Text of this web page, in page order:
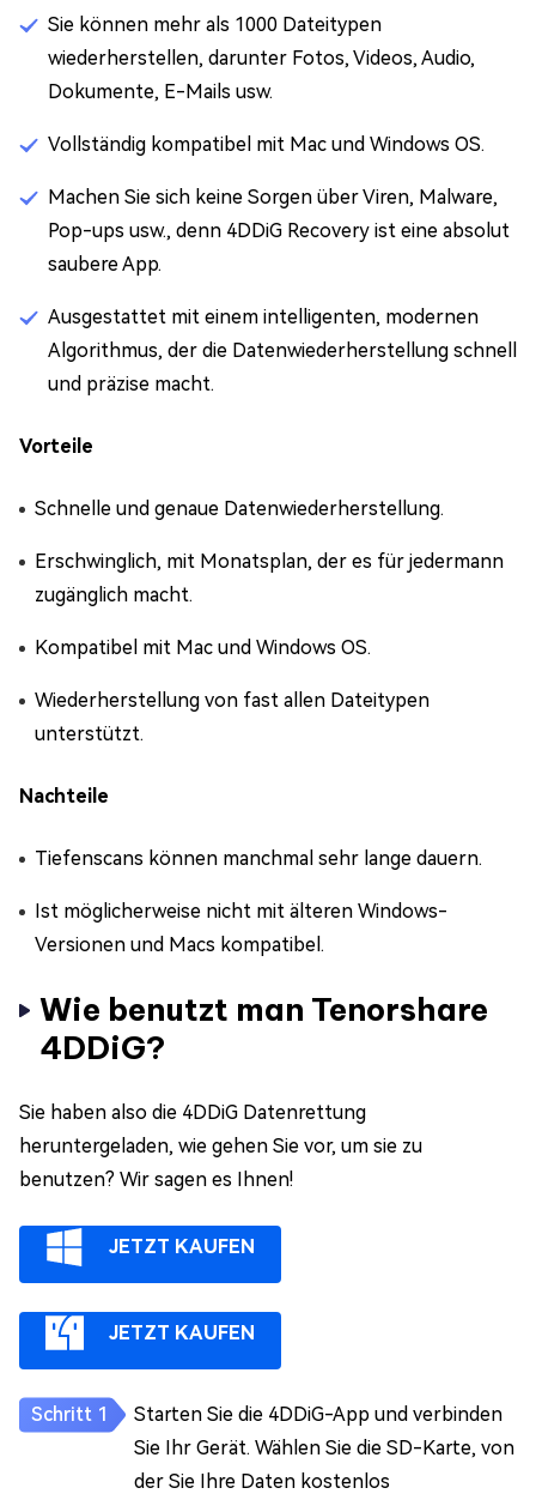
Sie können mehr als 1000 Dateitypen
wiederherstellen, darunter Fotos, Videos, Audio,
Dokumente, E-Mails usw.
Vollständig kompatibel mit Mac und Windows OS.
Machen Sie sich keine Sorgen über Viren, Malware,
Pop-ups usw., denn 4DDiG Recovery ist eine absolut
saubere App.
Ausgestattet mit einem intelligenten, modernen
Algorithmus, der die Datenwiederherstellung schnell
und präzise macht.
Vorteile
Schnelle und genaue Datenwiederherstellung.
Erschwinglich, mit Monatsplan, der es für jedermann
zugänglich macht.
Kompatibel mit Mac und Windows OS.
Wiederherstellung von fast allen Dateitypen
unterstützt.
Nachteile
Tiefenscans können manchmal sehr lange dauern.
Ist möglicherweise nicht mit älteren Windows-
Versionen und Macs kompatibel.
Wie benutzt man Tenorshare
4DDiG?
Sie haben also die 4DDiG Datenrettung
heruntergeladen, wie gehen Sie vor, um sie zu
benutzen? Wir sagen es Ihnen!
JETZT KAUFEN
JETZT KAUFEN
Starten Sie die 4DDiG-App und verbinden
Sie Ihr Gerät. Wählen Sie die SD-Karte, von
der Sie Ihre Daten kostenlos